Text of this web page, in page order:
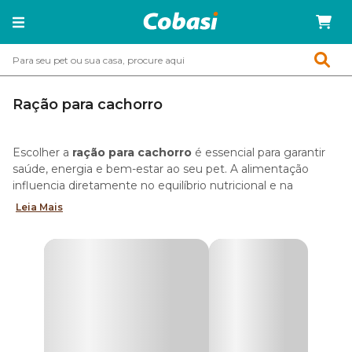
Ração para cachorro
Escolher a ração para cachorro é essencial para garantir
saúde, energia e bem-estar ao seu pet. A alimentação
influencia diretamente no equilíbrio nutricional e na
qualidade de vida em cada fase.
rações para cães
, com fórmulas completas e balanceadas,
Leia Mais